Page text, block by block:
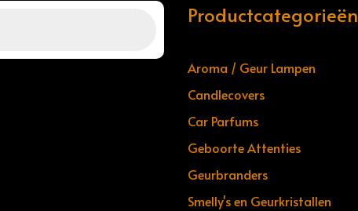
Productcategorieën
Aroma / Geur Lampen
Candlecovers
Car Parfums
Geboorte Attenties
Geurbranders
Smelly's en Geurkristallen